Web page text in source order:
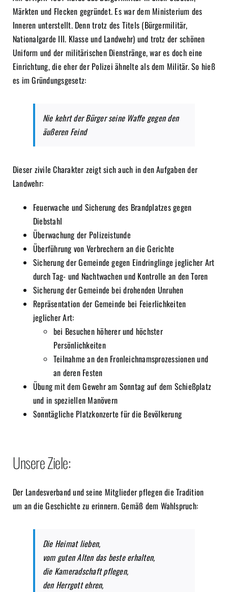
Märkten und Flecken gegründet. Es war dem Ministerium des
Inneren unterstellt. Denn trotz des Titels (Bürgermilitär,
Nationalgarde III. Klasse und Landwehr) und trotz der schönen
Uniform und der militärischen Dienstränge, war es doch eine
Einrichtung, die eher der Polizei ähnelte als dem Militär. So hieß
es im Gründungsgesetz:
Nie kehrt der Bürger seine Waffe gegen den
äußeren Feind
Dieser zivile Charakter zeigt sich auch in den Aufgaben der
Landwehr:
Feuerwache und Sicherung des Brandplatzes gegen
Diebstahl
Überwachung der Polizeistunde
Überführung von Verbrechern an die Gerichte
Sicherung der Gemeinde gegen Eindringlinge jeglicher Art
durch Tag- und Nachtwachen und Kontrolle an den Toren
Sicherung der Gemeinde bei drohenden Unruhen
Repräsentation der Gemeinde bei Feierlichkeiten
jeglicher Art:
bei Besuchen höherer und höchster
Persönlichkeiten
Teilnahme an den Fronleichnamsprozessionen und
an deren Festen
Übung mit dem Gewehr am Sonntag auf dem Schießplatz
und in speziellen Manövern
Sonntägliche Platzkonzerte für die Bevölkerung
Unsere Ziele:
Der Landesverband und seine Mitglieder pflegen die Tradition
um an die Geschichte zu erinnern. Gemäß dem Wahlspruch:
Die Heimat lieben,
vom guten Alten das beste erhalten,
die Kameradschaft pflegen,
den Herrgott ehren,